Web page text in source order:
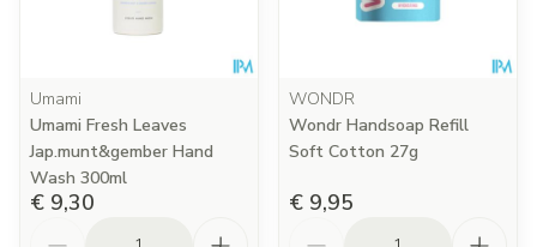
Umami
Umami Fresh Leaves
Jap.munt&gember Hand
Wash 300ml
€ 9,30
WONDR
Wondr Handsoap Refill
Soft Cotton 27g
€ 9,95